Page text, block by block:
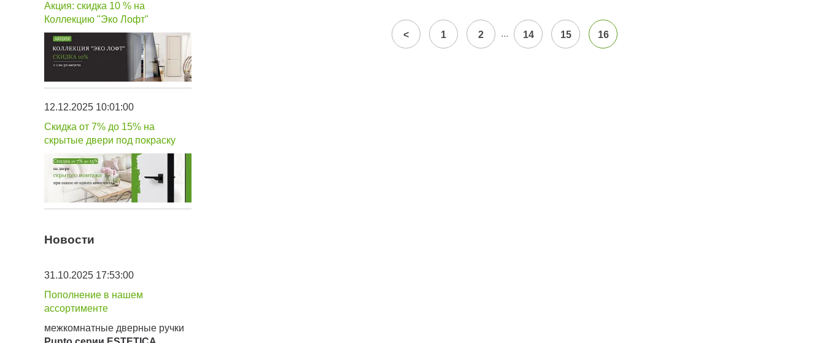
Акция: скидка 10 % на
Коллекцию "Эко Лофт"
12.12.2025 10:01:00
Скидка от 7% до 15% на
скрытые двери под покраску
Новости
31.10.2025 17:53:00
Пополнение в нашем
ассортименте
межкомнатные дверные ручки
< 1 2 ... 14 15 16